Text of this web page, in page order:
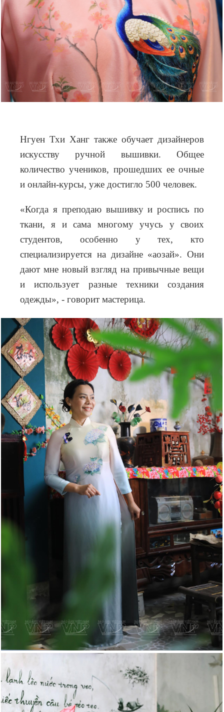
Нгуен Тхи Ханг также обучает дизайнеров
искусству ручной вышивки. Общее
количество учеников, прошедших ее очные
и онлайн-курсы, уже достигло 500 человек.
«Когда я преподаю вышивку и роспись по
ткани, я и сама многому учусь у своих
студентов, особенно у тех, кто
специализируется на дизайне «аозай». Они
дают мне новый взгляд на привычные вещи
и использует разные техники создания
одежды», - говорит мастерица.